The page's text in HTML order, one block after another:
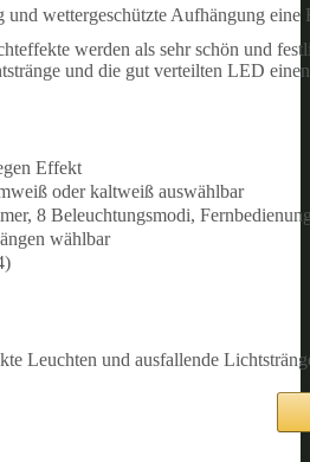
und wettergeschützte Aufhängung eine
werden als sehr schön und
und die gut verteilten LED
Effekt
oder kaltweiß auswählbar
8 Beleuchtungsmodi,
wählbar
Leuchten und ausfallende